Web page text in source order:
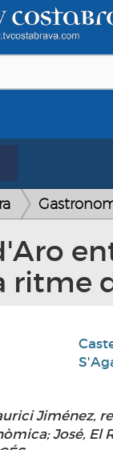
ritme
Jiménez,
José, El